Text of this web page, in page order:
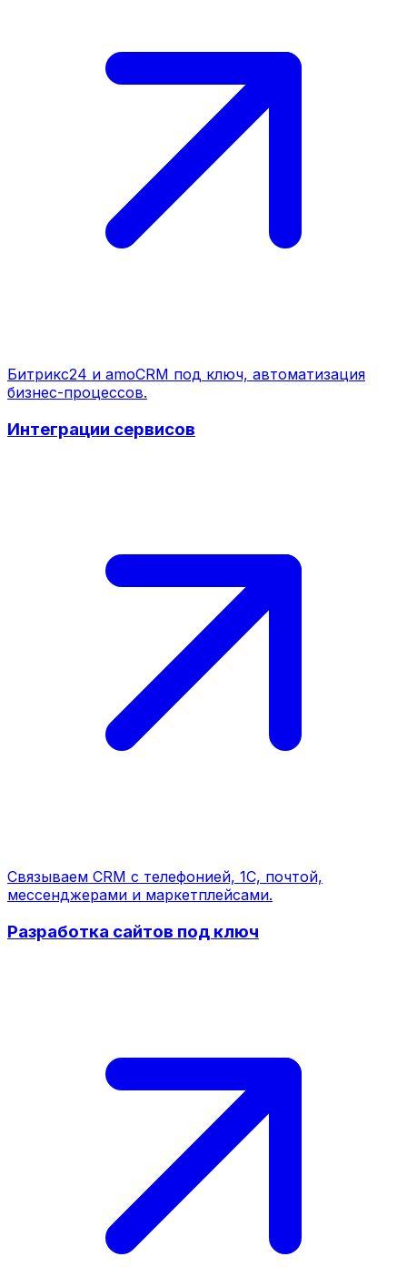
Битрикс24 и amoCRM под ключ, автоматизация
бизнес-процессов.
Интеграции сервисов
Связываем CRM с телефонией, 1С, почтой,
мессенджерами и маркетплейсами.
Разработка сайтов под ключ